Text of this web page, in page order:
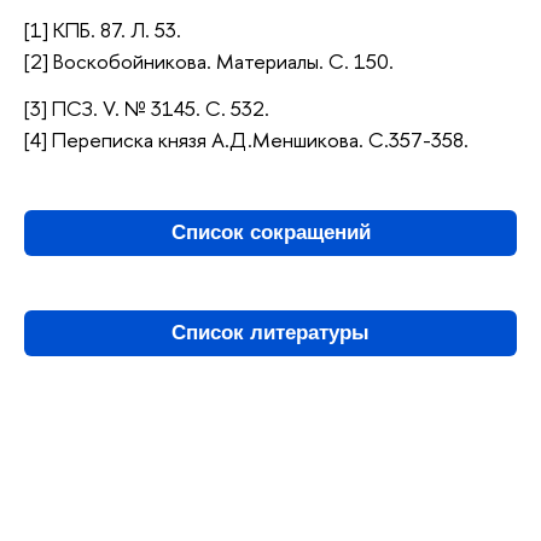
[1] КПБ. 87. Л. 53.
[2] Воскобойникова. Материалы. С. 150.
[3] ПСЗ. V. № 3145. С. 532.
[4] Переписка князя А.Д.Меншикова. С.357-358.
Список сокращений
Список литературы